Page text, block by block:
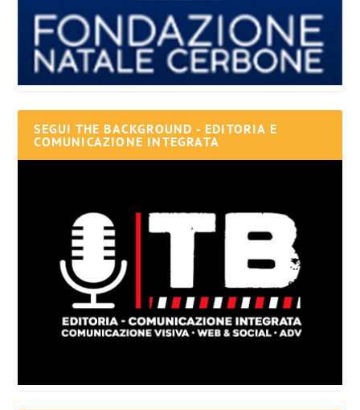
SEGUI THE BACKGROUND - EDITORIA E
COMUNICAZIONE INTEGRATA